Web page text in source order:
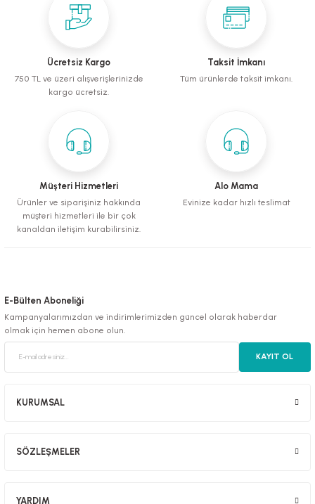
Ücretsiz Kargo
750 TL ve üzeri alışverişlerinizde
kargo ücretsiz.
Taksit İmkanı
Tüm ürünlerde taksit imkanı.
Müşteri Hizmetleri
Ürünler ve siparişiniz hakkında
müşteri hizmetleri ile bir çok
kanaldan iletişim kurabilirsiniz.
Alo Mama
Evinize kadar hızlı teslimat
E-Bülten Aboneliği
Kampanyalarımızdan ve indirimlerimizden güncel olarak haberdar
olmak için hemen abone olun.
KAYIT OL
KURUMSAL
SÖZLEŞMELER
YARDIM